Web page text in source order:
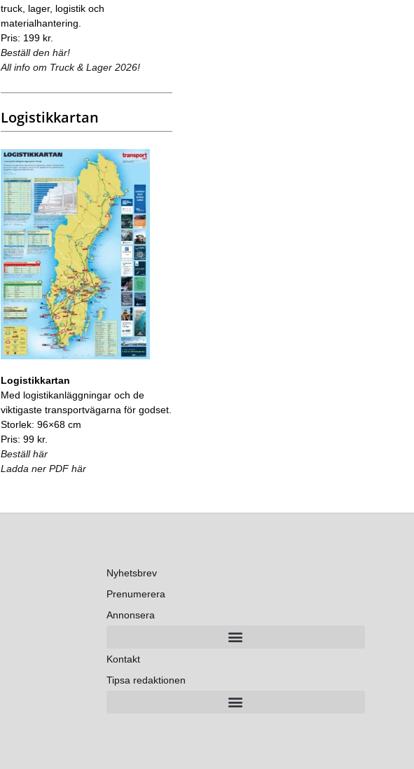
truck, lager, logistik och
materialhantering.
Pris: 199 kr.
Beställ den här!
All info om Truck & Lager 2026!
Logistikkartan
Logistikkartan
Med logistikanläggningar och de
viktigaste transportvägarna för godset.
Storlek: 96×68 cm
Pris: 99 kr.
Beställ här
Ladda ner PDF här
Nyhetsbrev
Prenumerera
Annonsera
Kontakt
Tipsa redaktionen